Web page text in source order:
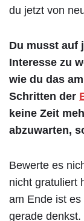
du jetzt von
Du musst auf
Interesse zu
wie du das
Schritten der
keine Zeit
abzuwarten,
Bewerte es
nicht gratuliert
am Ende ist
gerade denkst.